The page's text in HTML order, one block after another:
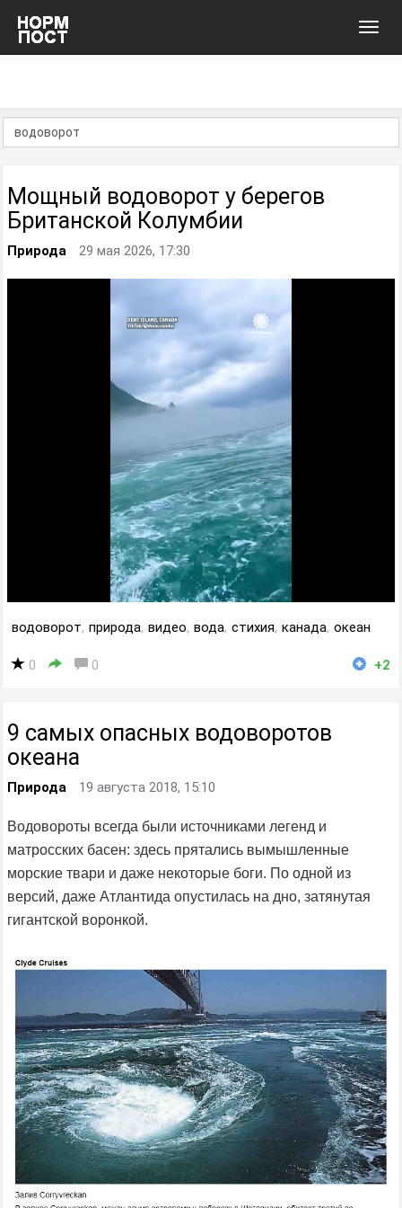
Мощный водоворот у берегов
Британской Колумбии
Природа 29 мая 2026, 17:30
водоворот, природа, видео, вода, стихия, канада, океан
0 0 +2
9 самых опасных водоворотов
океана
Природа 19 августа 2018, 15:10
Водовороты всегда были источниками легенд и
матросских басен: здесь прятались вымышленные
морские твари и даже некоторые боги. По одной из
версий, даже Атлантида опустилась на дно, затянутая
гигантской воронкой.